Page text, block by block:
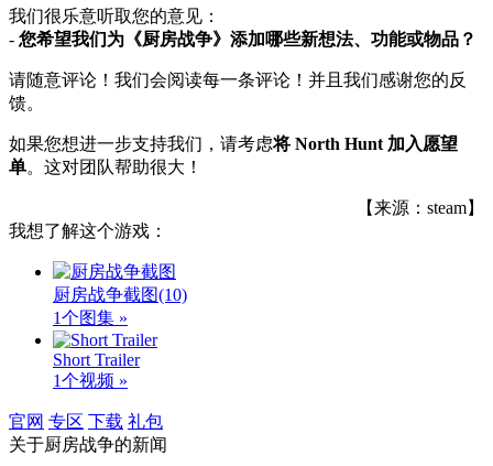
我们很乐意听取您的意见：
- 您希望我们为《厨房战争》添加哪些新想法、功能或物品？
请随意评论！我们会阅读每一条评论！并且我们感谢您的反
馈。
如果您想进一步支持我们，请考虑将 North Hunt 加入愿望
单。这对团队帮助很大！
【来源：steam】
我想了解这个游戏：
厨房战争截图(10)
1个图集 »
Short Trailer
1个视频 »
官网 专区 下载 礼包
关于厨房战争的新闻